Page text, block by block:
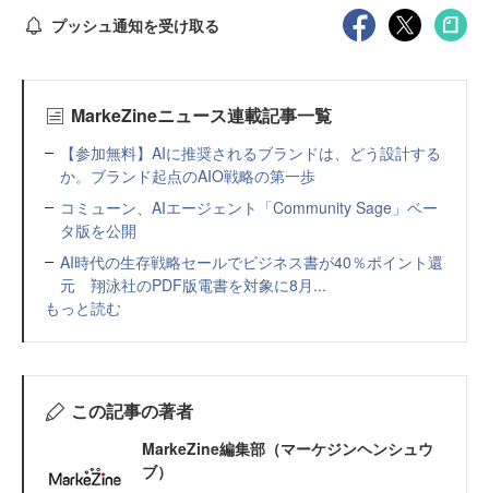
プッシュ通知を受け取る
MarkeZineニュース連載記事一覧
【参加無料】AIに推奨されるブランドは、どう設計する
か。ブランド起点のAIO戦略の第一歩
コミューン、AIエージェント「Community Sage」ベー
タ版を公開
AI時代の生存戦略セールでビジネス書が40％ポイント還
元 翔泳社のPDF版電書を対象に8月...
もっと読む
この記事の著者
MarkeZine編集部（マーケジンヘンシュウ
ブ）